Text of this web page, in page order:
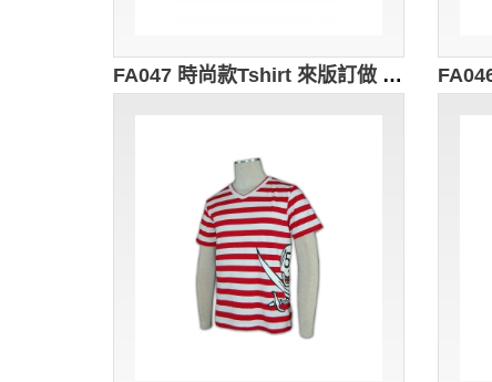
FA047 時尚款Tshirt 來版訂做 假領絲印Tshirt T恤設計 T恤專門店